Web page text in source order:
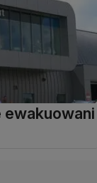
ewakuowani